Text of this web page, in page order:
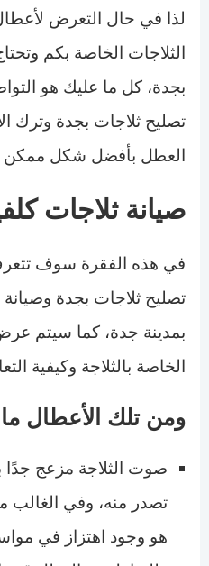
لذا في حال التعرض
الثلاجات الخاصة بكم
بجدة، كل ما عليك هو
تصليح ثلاجات بجدة وترك
العطل بأفضل شكل ممكن
صيانة ثلاجات
في هذه الفقرة سوف
تصليح ثلاجات بجدة وصيانة
بمدينة جدة، كما سيتم
الخاصة بالثلاجة وكيفية
ومن تلك الأعطال
صوت الثلاجة مزعج
تصدر منه، وفي
هو وجود اهتزاز في